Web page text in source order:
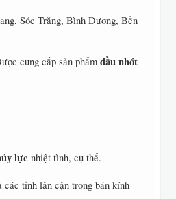
Sóc Trăng, Bình Dương, Bến
cung cấp sản phẩm dầu nhớt
lực nhiệt tình, cụ thể.
tỉnh lân cận trong bán kính